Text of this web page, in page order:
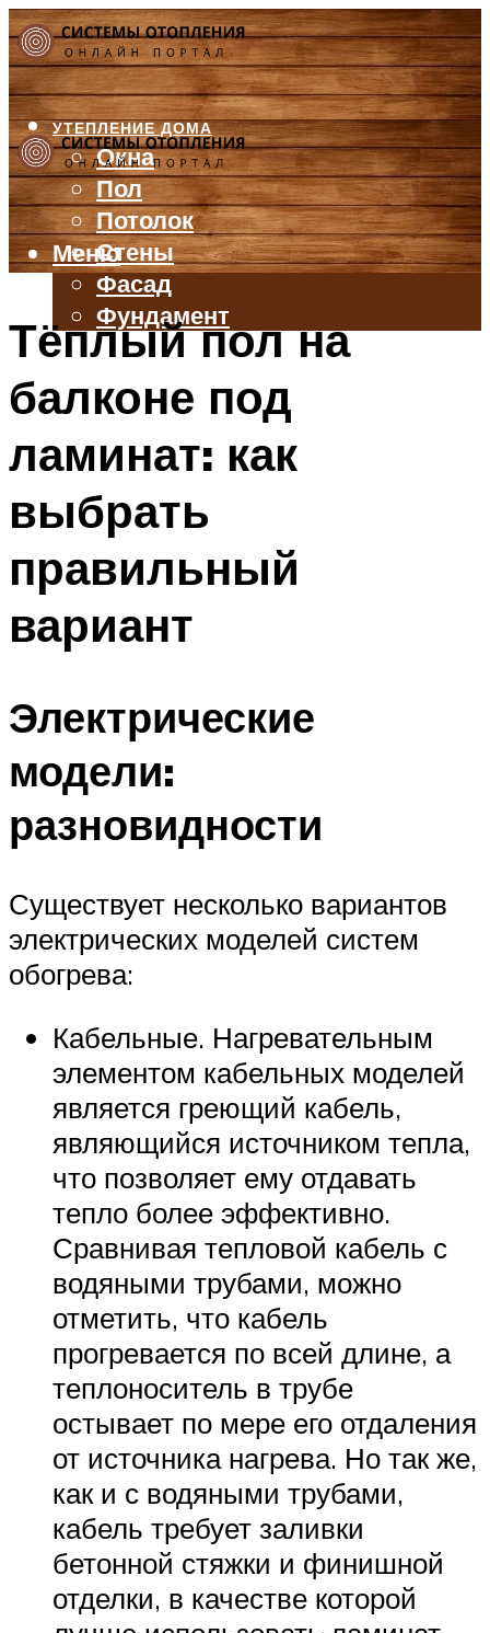
УТЕПЛЕНИЕ ДОМА
Окна
Пол
Потолок
Стены
Фасад
Фундамент
БАЛКОН И ЛОДЖИЯ
ВЕНТИЛЯЦИЯ
ТРУБЫ
Меню
Меню
Тёплый пол на
балконе под
ламинат: как
выбрать
правильный
вариант
Электрические
модели:
разновидности
Существует несколько вариантов
электрических моделей систем
обогрева:
Кабельные. Нагревательным
элементом кабельных моделей
является греющий кабель,
являющийся источником тепла,
что позволяет ему отдавать
тепло более эффективно.
Сравнивая тепловой кабель с
водяными трубами, можно
отметить, что кабель
прогревается по всей длине, а
теплоноситель в трубе
остывает по мере его отдаления
от источника нагрева. Но так же,
как и с водяными трубами,
кабель требует заливки
бетонной стяжки и финишной
отделки, в качестве которой